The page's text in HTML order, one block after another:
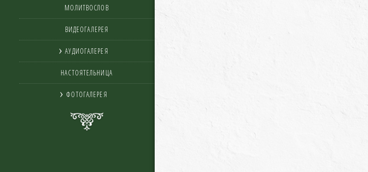
МОЛИТВОСЛОВ
ВИДЕОГАЛЕРЕЯ
АУДИОГАЛЕРЕЯ
НАСТОЯТЕЛЬНИЦА
ФОТОГАЛЕРЕЯ